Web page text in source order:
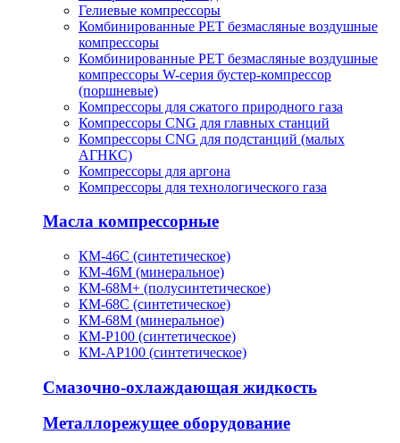
Гелиевые компрессоры
Комбинированные PET безмасляные воздушные
компрессоры
Комбинированные PET безмасляные воздушные
компрессоры W-серия бустер-компрессор
(поршневые)
Компрессоры для сжатого природного газа
Компрессоры CNG для главных станций
Компрессоры CNG для подстанций (малых
АГНКС)
Компрессоры для аргона
Компрессоры для технологического газа
Масла компрессорные
КМ-46С (синтетическое)
КМ-46М (минеральное)
КМ-68М+ (полусинтетическое)
КМ-68С (синтетическое)
КМ-68М (минеральное)
КМ-Р100 (синтетическое)
КМ-АР100 (синтетическое)
Смазочно-охлаждающая жидкость
Металлорежущее оборудование